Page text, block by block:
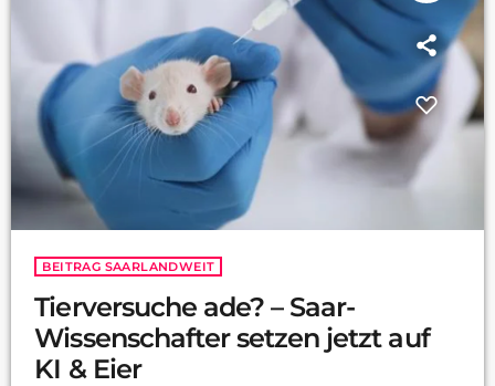
BEITRAG SAARLANDWEIT
Tierversuche ade? – Saar-
Wissenschafter setzen jetzt auf
KI & Eier